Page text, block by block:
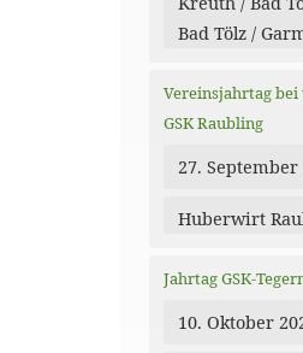
Bad Tölz /
Vereinsjahrtag
GSK Raubling
27. September
Huberwirt
Jahrtag GSK-
10. Oktober